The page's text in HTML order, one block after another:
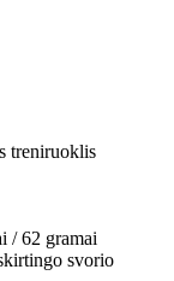
treniruoklis
/ 62 gramai
svorio